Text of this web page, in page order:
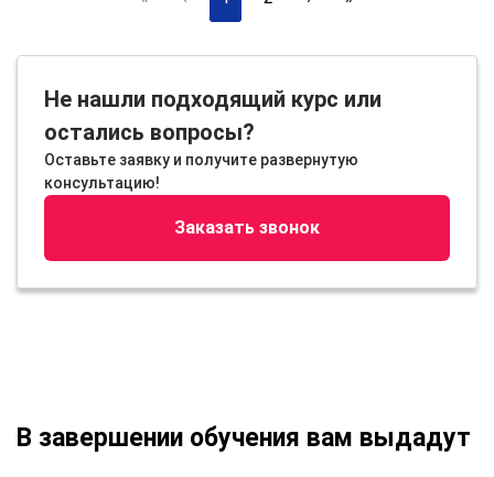
Не нашли подходящий курс или
остались вопросы?
Оставьте заявку и получите развернутую
консультацию!
Заказать звонок
В завершении обучения вам выдадут